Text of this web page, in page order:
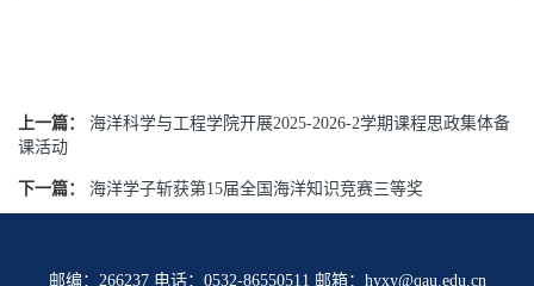
上一篇：
海洋科学与工程学院开展2025-2026-2学期课程思政集体备
课活动
下一篇： 海洋学子斩获第15届全国海洋知识竞赛三等奖
邮编：266237 电话：0532-86550511 邮箱：hyxy@qau.edu.cn